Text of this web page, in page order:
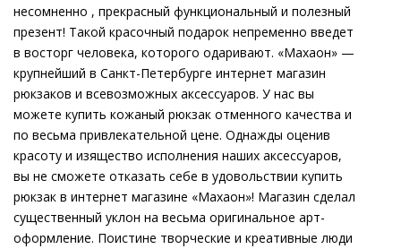
несомненно , прекрасный функциональный и полезный
презент! Такой красочный подарок непременно введет
в восторг человека, которого одаривают. «Махаон» —
крупнейший в Санкт-Петербурге интернет магазин
рюкзаков и всевозможных аксессуаров. У нас вы
можете купить кожаный рюкзак отменного качества и
по весьма привлекательной цене. Однажды оценив
красоту и изящество исполнения наших аксессуаров,
вы не сможете отказать себе в удовольствии купить
рюкзак в интернет магазине «Махаон»! Магазин сделал
существенный уклон на весьма оригинальное арт-
оформление. Поистине творческие и креативные люди